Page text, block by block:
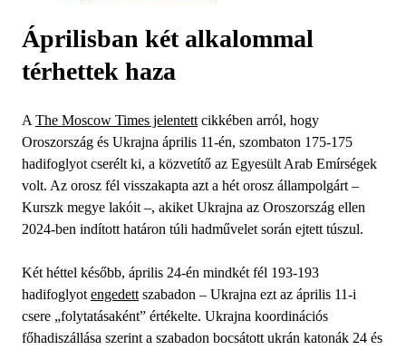
Áprilisban két alkalommal
térhettek haza
A The Moscow Times jelentett cikkében arról, hogy
Oroszország és Ukrajna április 11-én, szombaton 175-175
hadifoglyot cserélt ki, a közvetítő az Egyesült Arab Emírségek
volt. Az orosz fél visszakapta azt a hét orosz állampolgárt –
Kurszk megye lakóit –, akiket Ukrajna az Oroszország ellen
2024-ben indított határon túli hadművelet során ejtett túszul.
Két héttel később, április 24-én mindkét fél 193-193
hadifoglyot engedett szabadon – Ukrajna ezt az április 11-i
csere „folytatásaként” értékelte. Ukrajna koordinációs
főhadiszállása szerint a szabadon bocsátott ukrán katonák 24 és